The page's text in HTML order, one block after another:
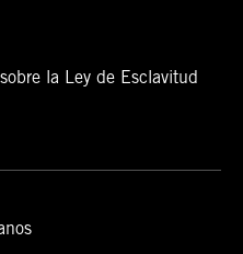
la Ley de Esclavitud